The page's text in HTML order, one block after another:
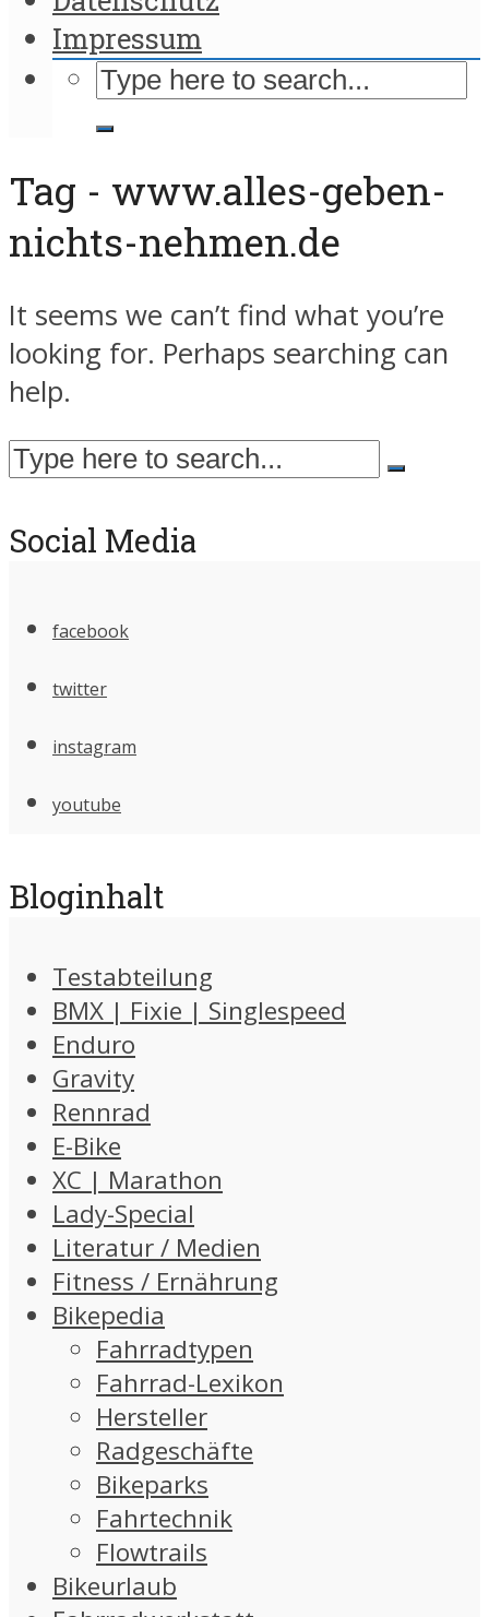
Impressum
Tag - www.alles-geben-
nichts-nehmen.de
It seems we can’t find what you’re
looking for. Perhaps searching can
help.
Social Media
facebook
twitter
instagram
youtube
Bloginhalt
Testabteilung
BMX | Fixie | Singlespeed
Enduro
Gravity
Rennrad
E-Bike
XC | Marathon
Lady-Special
Literatur / Medien
Fitness / Ernährung
Bikepedia
Fahrradtypen
Fahrrad-Lexikon
Hersteller
Radgeschäfte
Bikeparks
Fahrtechnik
Flowtrails
Bikeurlaub